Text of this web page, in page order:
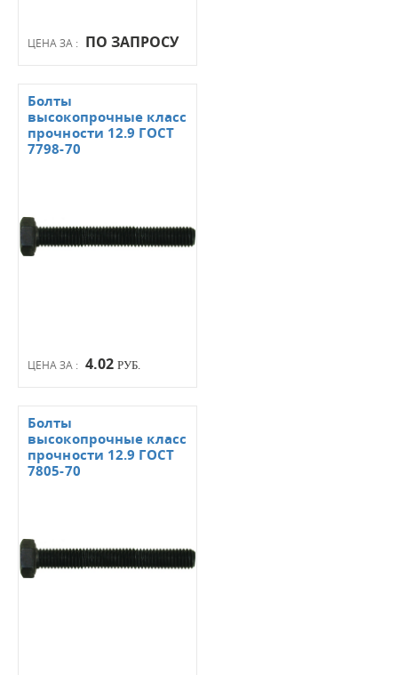
ЦЕНА ЗА : ПО ЗАПРОСУ
ЦЕНА ЗА : 4.02 РУБ.
Болты
высокопрочные класс
прочности 12.9 ГОСТ
7798-70
Болты
высокопрочные класс
прочности 12.9 ГОСТ
7805-70